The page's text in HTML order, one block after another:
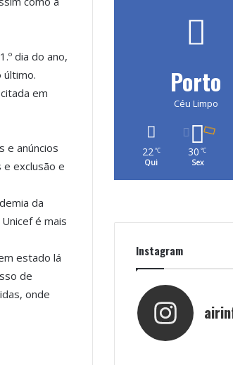
dia do ano,
último.
em
e anúncios
exclusão e
da
é mais
estado lá
de
onde
Porto
Céu Limpo
22 ℃
Qui
30 ℃
Sex
Instagram